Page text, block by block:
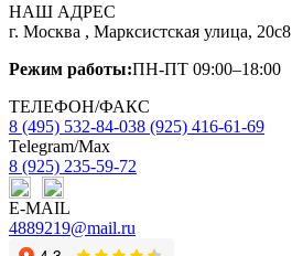
НАШ АДРЕС
г. Москва , Марксистская улица, 20с8
Режим работы:ПН-ПТ 09:00–18:00
ТЕЛЕФОН/ФАКС
8 (495) 532-84-038 (925) 416-61-69
Telegram/Max
8 (925) 235-59-72
E-MAIL
4889219@mail.ru